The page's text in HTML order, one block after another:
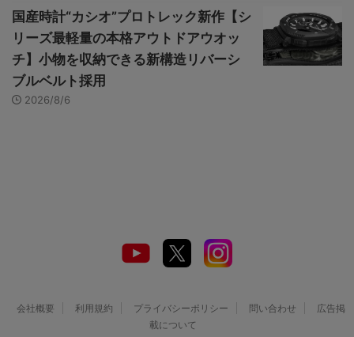
国産時計“カシオ”プロトレック新作【シ
リーズ最軽量の本格アウトドアウオッ
チ】小物を収納できる新構造リバーシ
ブルベルト採用
2026/8/6
会社概要 利用規約 プライバシーポリシー 問い合わせ
広告掲
載について